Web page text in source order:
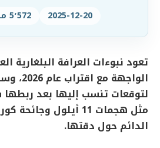
2025-12-20 5٬572 مقالات
تعود نبوءات العرافة البلغارية
الواجهة
لتوقعات تنسب إليها بعد ربطها
مثل هجمات 11 أيلول
الدائم حول دقتها.